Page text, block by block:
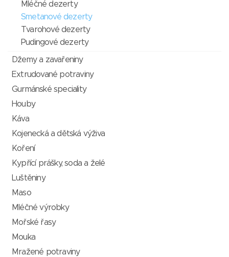
Mléčné dezerty
Smetanové dezerty
Tvarohové dezerty
Pudingové dezerty
Džemy a zavařeniny
Extrudované potraviny
Gurmánské speciality
Houby
Káva
Kojenecká a dětská výživa
Koření
Kypřící prášky, soda a želé
Luštěniny
Maso
Mléčné výrobky
Mořské řasy
Mouka
Mražené potraviny